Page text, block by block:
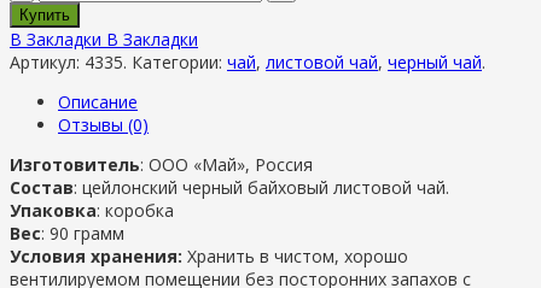
Купить
В Закладки В Закладки
Артикул: 4335. Категории: чай, листовой чай, черный чай.
Описание
Отзывы (0)
Изготовитель: ООО «Май», Россия
Состав: цейлонский черный байховый листовой чай.
Упаковка: коробка
Вес: 90 грамм
Условия хранения: Хранить в чистом, хорошо
вентилируемом помещении без посторонних запахов с